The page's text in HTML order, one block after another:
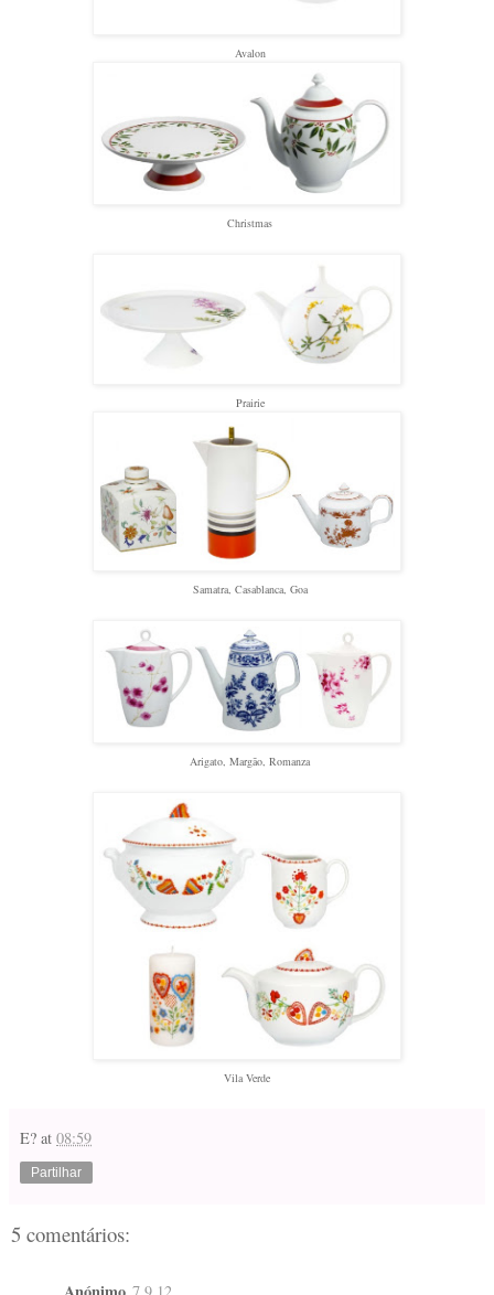
Avalon
Christmas
Prairie
Samatra, Casablanca, Goa
Arigato, Margão, Romanza
Vila Verde
E? at 08:59
Partilhar
5 comentários: